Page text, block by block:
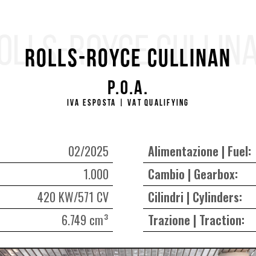
ROLLS-ROYCE CULLINAN
Rolls-Royce Cullinan
P.O.A.
IVA ESPOSTA | VAT QUALIFYING
02/2025 Alimentazione | Fuel:
1.000 Cambio | Gearbox:
420 KW/571 CV Cilindri | Cylinders:
6.749 cm³ Trazione | Traction: